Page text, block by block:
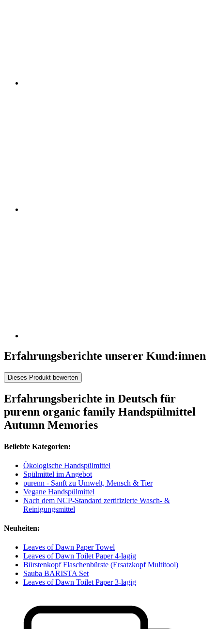
Erfahrungsberichte unserer Kund:innen
Dieses Produkt bewerten
Erfahrungsberichte in Deutsch für
purenn organic family Handspülmittel
Autumn Memories
Beliebte Kategorien:
Ökologische Handspülmittel
Spülmittel im Angebot
purenn - Sanft zu Umwelt, Mensch & Tier
Vegane Handspülmittel
Nach dem NCP-Standard zertifizierte Wasch- &
Reinigungsmittel
Neuheiten:
Leaves of Dawn Paper Towel
Leaves of Dawn Toilet Paper 4-lagig
Bürstenkopf Flaschenbürste (Ersatzkopf Multitool)
Sauba BARISTA Set
Leaves of Dawn Toilet Paper 3-lagig